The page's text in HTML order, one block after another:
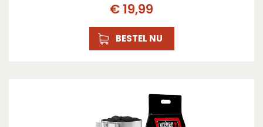
€ 19,99
BESTEL NU